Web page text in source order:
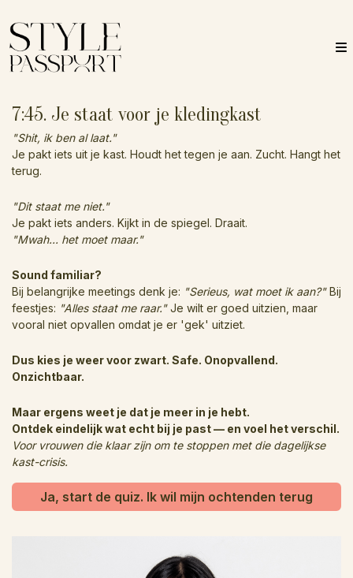
7:45. Je staat voor je kledingkast
"Shit, ik ben al laat."
Je pakt iets uit je kast. Houdt het tegen je aan. Zucht. Hangt het
terug.
"Dit staat me niet."
Je pakt iets anders. Kijkt in de spiegel. Draait.
"Mwah... het moet maar."
Sound familiar?
Bij belangrijke meetings denk je: "Serieus, wat moet ik aan?"Bij
feestjes: "Alles staat me raar."Je wilt er goed uitzien, maar
vooral niet opvallen omdat je er 'gek' uitziet.
Dus kies je weer voor zwart. Safe. Onopvallend.
Onzichtbaar.
Maar ergens weet je dat je meer in je hebt.
Ontdek eindelijk wat echt bij je past — en voel het verschil.
Voor vrouwen die klaar zijn om te stoppen met die dagelijkse
kast-crisis.
Ja, start de quiz. Ik wil mijn ochtenden terug